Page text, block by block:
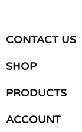
Il n'y a aucun avis
avis
CONTACT US
SHOP
PRODUCTS
ACCOUNT